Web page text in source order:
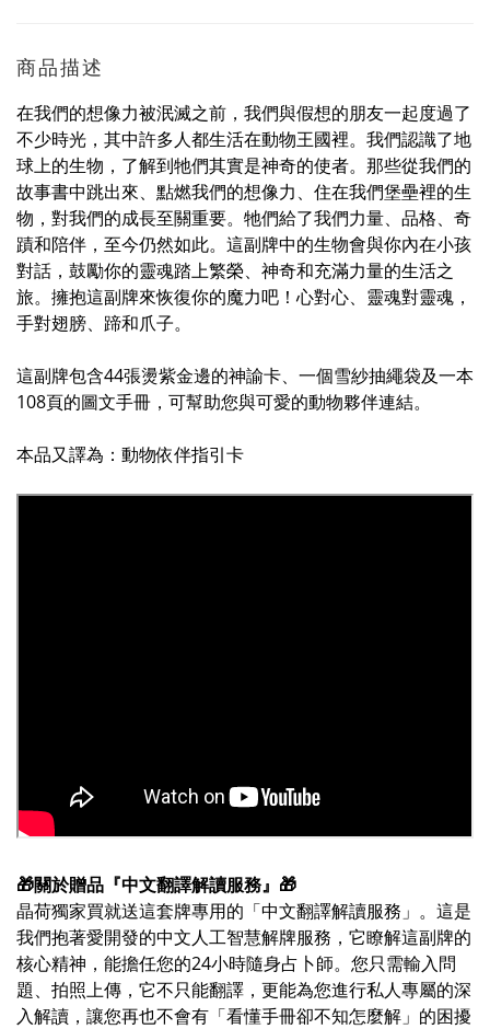
商品描述
在我們的想像力被泯滅之前，我們與假想的朋友一起度過了
不少時光，其中許多人都生活在動物王國裡。我們認識了地
球上的生物，了解到牠們其實是神奇的使者。那些從我們的
故事書中跳出來、點燃我們的想像力、住在我們堡壘裡的生
物，對我們的成長至關重要。牠們給了我們力量、品格、奇
蹟和陪伴，至今仍然如此。 這副牌中的生物會與你內在小孩
對話，鼓勵你的靈魂踏上繁榮、神奇和充滿力量的生活之
旅。擁抱這副牌來恢復你的魔力吧！心對心、靈魂對靈魂，
手對翅膀、蹄和爪子。
這副牌包含44張燙紫金邊的神諭卡、一個雪紗抽繩袋及一本
108頁的圖文手冊，可幫助您與可愛的動物夥伴連結。
本品又譯為：動物依伴指引卡
🎁關於贈品『中文翻譯解讀服務』🎁
晶荷獨家買就送這套牌專用的「中文翻譯解讀服務」。這是
我們抱著愛開發的中文人工智慧解牌服務，它瞭解這副牌的
核心精神，能擔任您的24小時隨身占卜師。您只需輸入問
題、拍照上傳，它不只能翻譯，更能為您進行私人專屬的深
入解讀，讓您再也不會有「看懂手冊卻不知怎麼解」的困擾